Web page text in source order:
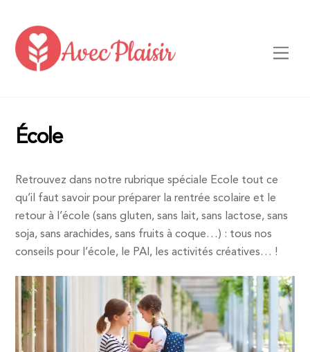
content
École
Retrouvez dans notre rubrique spéciale Ecole tout ce
qu’il faut savoir pour préparer la rentrée scolaire et le
retour à l’école (sans gluten, sans lait, sans lactose, sans
soja, sans arachides, sans fruits à coque…) : tous nos
conseils pour l’école, le PAI, les activités créatives… !